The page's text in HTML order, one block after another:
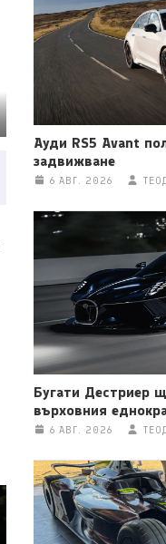
Ауди RS5 Avant
задвижване
6 АВГ. 2026
Бугати Дестриер
върховния
6 АВГ. 2026